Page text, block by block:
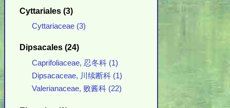
Cyttariales (3)
Cyttariaceae (3)
Dipsacales (24)
Caprifoliaceae, 忍冬科 (1)
Dipsacaceae, 川续断科 (1)
Valerianaceae, 败酱科 (22)